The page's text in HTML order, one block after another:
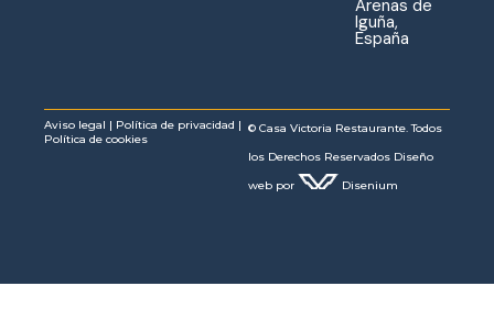
Arenas de
Iguña,
España
© Casa Victoria Restaurante. Todos
los Derechos Reservados Diseño
web por Disenium
Aviso legal | Política de privacidad |
Política de cookies